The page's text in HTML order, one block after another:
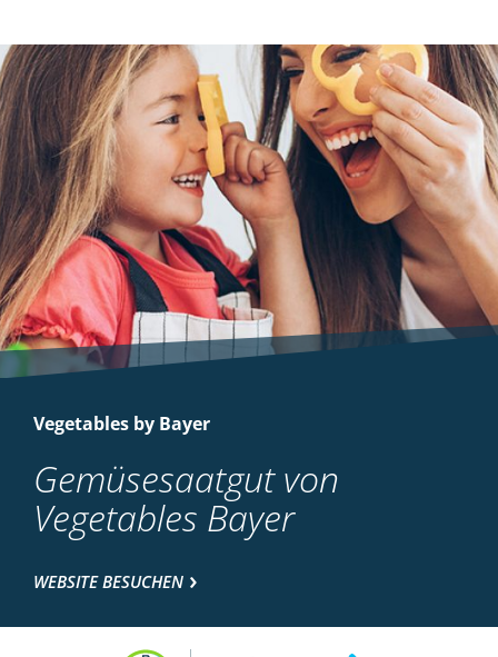
Vegetables by Bayer
Gemüsesaatgut von
Vegetables Bayer
WEBSITE BESUCHEN